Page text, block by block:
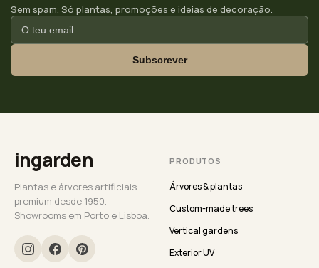
Sem spam. Só plantas, promoções e ideias de decoração.
Subscrever
ingarden
Plantas e árvores artificiais
premium desde 1950.
Showrooms em Porto e Lisboa.
PRODUTOS
Árvores & plantas
Custom-made trees
Vertical gardens
Exterior UV